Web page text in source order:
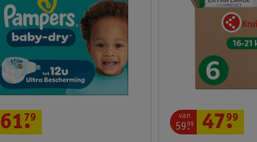
61.
79 van
59.
99 47.
99